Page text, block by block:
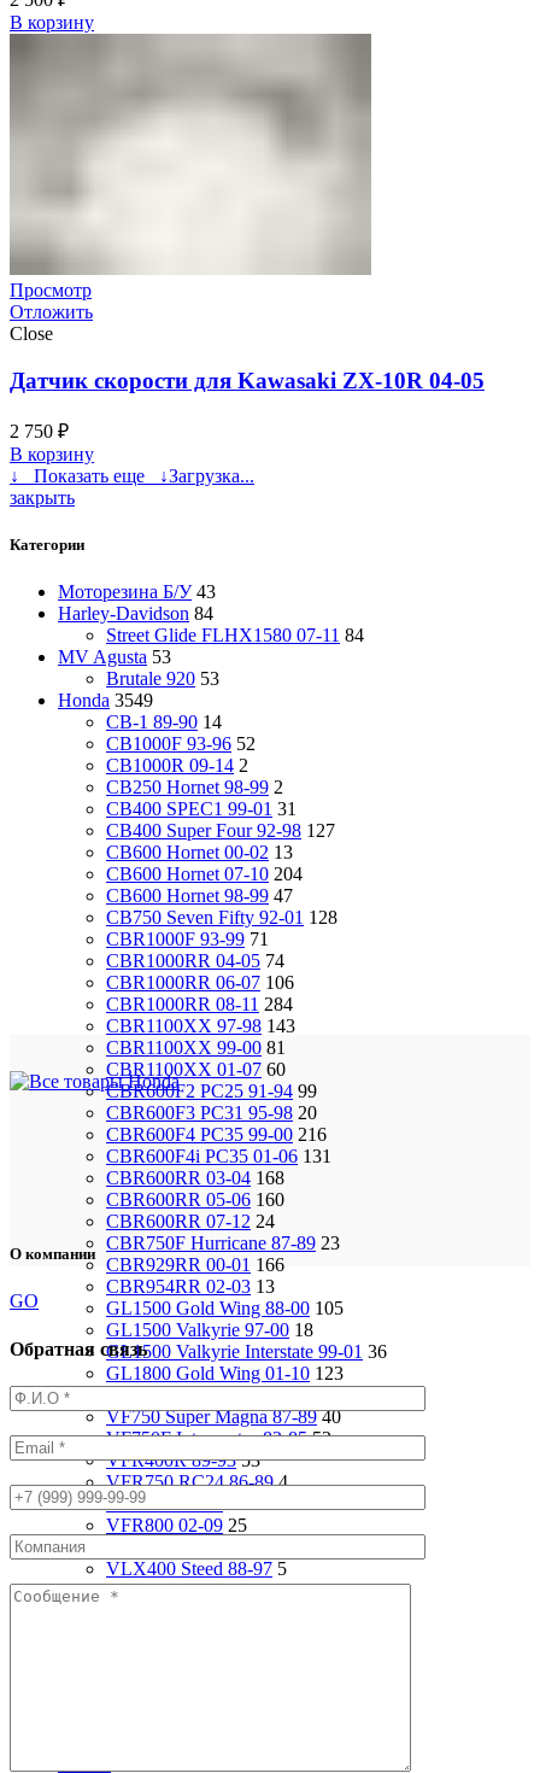
В корзину
Просмотр
Отложить
Close
Датчик скорости для Kawasaki ZX-10R 04-05
2 750 ₽
В корзину
↓ Показать еще ↓Загрузка...
закрыть
Категории
Моторезина Б/У 43
Harley-Davidson 84
Street Glide FLHX1580 07-11 84
MV Agusta 53
Brutale 920 53
Honda 3549
CB-1 89-90 14
CB1000F 93-96 52
CB1000R 09-14 2
CB250 Hornet 98-99 2
CB400 SPEC1 99-01 31
CB400 Super Four 92-98 127
CB600 Hornet 00-02 13
CB600 Hornet 07-10 204
CB600 Hornet 98-99 47
CB750 Seven Fifty 92-01 128
CBR1000F 93-99 71
CBR1000RR 04-05 74
CBR1000RR 06-07 106
CBR1000RR 08-11 284
CBR1100XX 97-98 143
CBR1100XX 99-00 81
CBR1100XX 01-07 60
CBR600F2 PC25 91-94 99
CBR600F3 PC31 95-98 20
CBR600F4 PC35 99-00 216
CBR600F4i PC35 01-06 131
CBR600RR 03-04 168
CBR600RR 05-06 160
CBR600RR 07-12 24
CBR750F Hurricane 87-89 23
CBR929RR 00-01 166
CBR954RR 02-03 13
GL1500 Gold Wing 88-00 105
GL1500 Valkyrie 97-00 18
GL1500 Valkyrie Interstate 99-01 36
GL1800 Gold Wing 01-10 123
VF750 Super Magna 87-89 40
VF750F Interceptor 82-85 52
VFR400R 89-93 53
VFR750 RC24 86-89 4
VFR750 94-97
VFR800 02-09 25
VLX400 Steed 88-97 5
VRX400 95-96 17
О компании
GO
Обратная связь